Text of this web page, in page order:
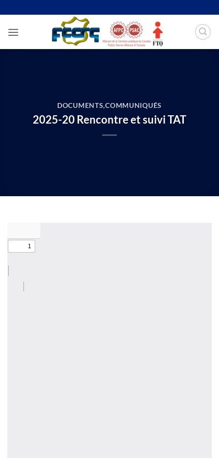
au
contenu
DOCUMENTS,COMMUNIQUÉS
2025-20 Rencontre et suivi TAT